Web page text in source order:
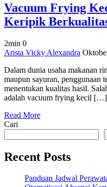
Vacuum Frying
Keripik
2min 0
on
Frying
Kecil
Awet
untuk
Keripik
Berkualitas
Arista Vicky Alexandra
Dalam dunia usaha makanan
maupun sayuran, penggunaan
menentukan kualitas hasil.
adalah vacuum frying kecil […]
Read More
Cari
Recent Posts
Panduan Jadwal